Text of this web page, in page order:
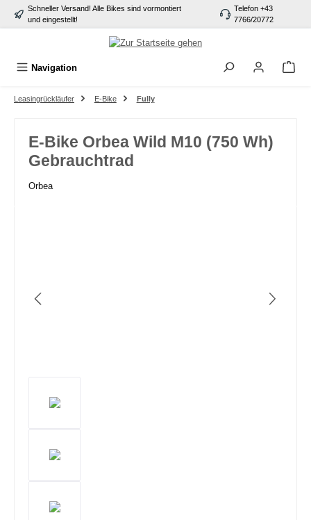
springen
Schneller Versand! Alle Bikes sind vormontiert
und eingestellt!
Telefon +43
7766/20772
Navigation
Leasingrückläufer E-Bike Fully
E-Bike Orbea Wild M10 (750 Wh)
Gebrauchtrad
Orbea